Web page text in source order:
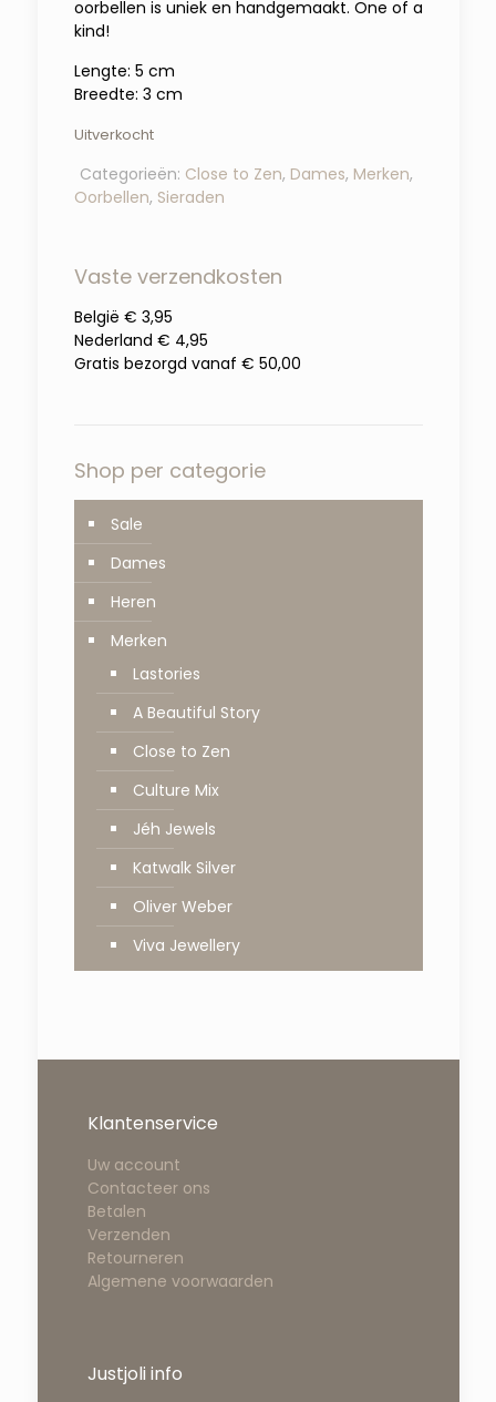
oorbellen is uniek en handgemaakt. One of a
kind!
Lengte: 5 cm
Breedte: 3 cm
Uitverkocht
Categorieën: Close to Zen, Dames, Merken,
Oorbellen, Sieraden
Vaste verzendkosten
België € 3,95
Nederland € 4,95
Gratis bezorgd vanaf € 50,00
Shop per categorie
Sale
Dames
Heren
Merken
Lastories
A Beautiful Story
Close to Zen
Culture Mix
Jéh Jewels
Katwalk Silver
Oliver Weber
Viva Jewellery
Klantenservice
Uw account
Contacteer ons
Betalen
Verzenden
Retourneren
Algemene voorwaarden
Justjoli info